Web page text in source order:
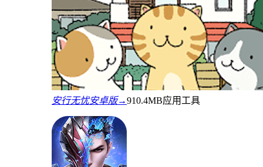
安行无忧安卓版→910.4MB应用工具